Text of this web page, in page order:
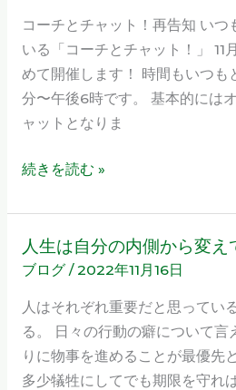
ミ
ン
グ？
コーチとチャット！再告知 いつ
いる「コーチとチャット！」 11
めて開催します！ 時間もいつも
分〜午後6時です。 基本的には
ャットとなりま
ャ
再
知
続きを読む »
人生は自分の内側から変え
ブログ/2022年11月16日
人はそれぞれ重要だと思ってい
る。 日々の行動の癖について言
りに物事を進めることが最優先
多少犠牲にしてでも期限を守れ
人
生
自
の